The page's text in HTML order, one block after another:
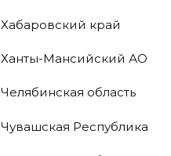
Хабаровский край
Ханты-Мансийский АО
Челябинская область
Чувашская Республика